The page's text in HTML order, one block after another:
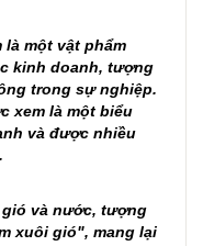
một vật phẩm
kinh doanh, tượng
trong sự nghiệp.
xem là một biểu
và được nhiều
và nước, tượng
xuôi gió", mang lại